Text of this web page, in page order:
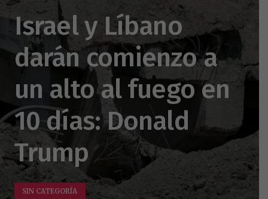
Israel y Líbano
darán comienzo a
un alto al fuego en
10 días: Donald
Trump
SIN CATEGORÍA